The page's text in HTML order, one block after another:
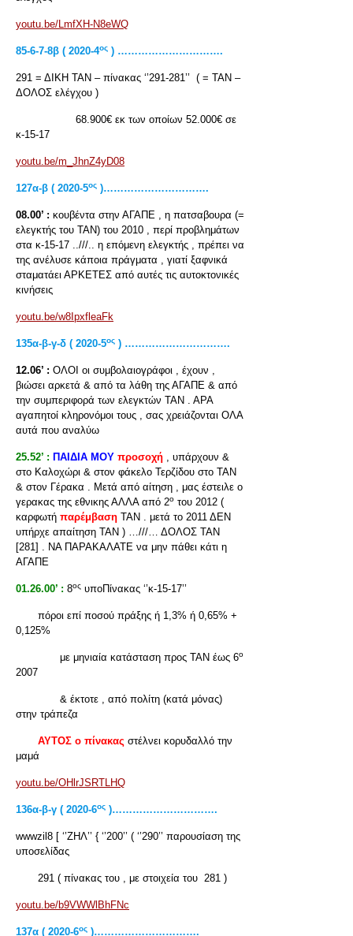
youtu.be/LmfXH-N8eWQ
85-6-7-8β ( 2020-4ος ) ………………………….
291 = ΔΙΚΗ ΤΑΝ – πίνακας ‘’291-281’’ ( = ΤΑΝ –
ΔΟΛΟΣ ελέγχου )
68.900€ εκ των οποίων 52.000€ σε
κ-15-17
youtu.be/m_JhnZ4yD08
127α-β ( 2020-5ος )………………………….
08.00’ : κουβέντα στην ΑΓΑΠΕ , η πατσαβουρα (=
ελεγκτής του ΤΑΝ) του 2010 , περί προβλημάτων
στα κ-15-17 ..///.. η επόμενη ελεγκτής , πρέπει να
της ανέλυσε κάποια πράγματα , γιατί ξαφνικά
σταματάει ΑΡΚΕΤΕΣ από αυτές τις αυτοκτονικές
κινήσεις
youtu.be/w8IpxfleaFk
135α-β-γ-δ ( 2020-5ος ) ………………………….
12.06’ : ΟΛΟΙ οι συμβολαιογράφοι , έχουν ,
βιώσει αρκετά & από τα λάθη της ΑΓΑΠΕ & από
την συμπεριφορά των ελεγκτών ΤΑΝ . ΑΡΑ
αγαπητοί κληρονόμοι τους , σας χρειάζονται ΟΛΑ
αυτά που αναλύω
25.52’ : ΠΑΙΔΙΑ ΜΟΥ προσοχή , υπάρχουν &
στο Καλοχώρι & στον φάκελο Τερζίδου στο ΤΑΝ
& στον Γέρακα . Μετά από αίτηση , μας έστειλε ο
γερακας της εθνικης ΑΛΛΑ από 2ο του 2012 (
καρφωτή παρέμβαση ΤΑΝ . μετά το 2011 ΔΕΝ
υπήρχε απαίτηση ΤΑΝ ) …///… ΔΟΛΟΣ ΤΑΝ
[281] . ΝΑ ΠΑΡΑΚΑΛΑΤΕ να μην πάθει κάτι η
ΑΓΑΠΕ
01.26.00’ : 8ος υποΠίνακας ‘’κ-15-17’’
πόροι επί ποσού πράξης ή 1,3% ή 0,65% +
0,125%
με μηνιαία κατάσταση προς ΤΑΝ έως 6ο
2007
& έκτοτε , από πολίτη (κατά μόνας)
στην τράπεζα
ΑΥΤΟΣ ο πίνακας στέλνει κορυδαλλό την
μαμά
youtu.be/OHlrJSRTLHQ
136α-β-γ ( 2020-6ος )………………………….
wwwzil8 [ ‘’ΖΗΛ’’ { ‘’200’’ ( ‘’290’’ παρουσίαση της
υποσελίδας
291 ( πίνακας του , με στοιχεία του 281 )
youtu.be/b9VWWlBhFNc
137α ( 2020-6ος )………………………….